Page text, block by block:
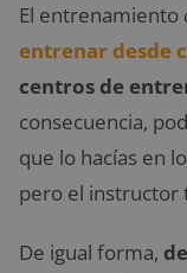
El entrenamiento
entrenar desde
centros de
consecuencia,
que lo hacías en
pero el instructor
De igual forma,